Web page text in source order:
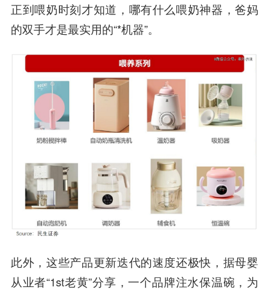
正到喂奶时刻才知道，哪有什么喂奶神器，爸妈
的双手才是最实用的“*机器”。
此外，这些产品更新迭代的速度还极快，据母婴
从业者“1st老黄”分享，一个品牌注水保温碗，为